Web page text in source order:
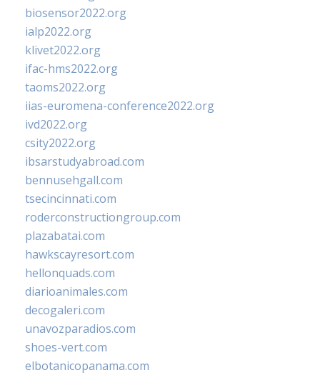
biosensor2022.org
ialp2022.org
klivet2022.org
ifac-hms2022.org
taoms2022.org
iias-euromena-conference2022.org
ivd2022.org
csity2022.org
ibsarstudyabroad.com
bennusehgall.com
tsecincinnati.com
roderconstructiongroup.com
plazabatai.com
hawkscayresort.com
hellonquads.com
diarioanimales.com
decogaleri.com
unavozparadios.com
shoes-vert.com
elbotanicopanama.com